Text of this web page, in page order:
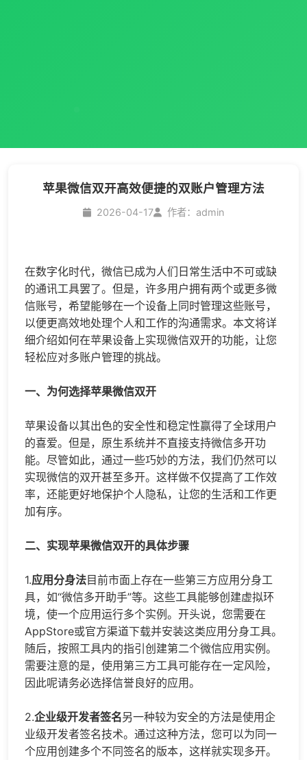
苹果微信双开高效便捷的双账户管理方法
2026-04-17 作者：admin
在数字化时代，微信已成为人们日常生活中不可或缺
的通讯工具罢了。但是，许多用户拥有两个或更多微
信账号，希望能够在一个设备上同时管理这些账号，
以便更高效地处理个人和工作的沟通需求。本文将详
细介绍如何在苹果设备上实现微信双开的功能，让您
轻松应对多账户管理的挑战。
一、为何选择苹果微信双开
苹果设备以其出色的安全性和稳定性赢得了全球用户
的喜爱。但是，原生系统并不直接支持微信多开功
能。尽管如此，通过一些巧妙的方法，我们仍然可以
实现微信的双开甚至多开。这样做不仅提高了工作效
率，还能更好地保护个人隐私，让您的生活和工作更
加有序。
二、实现苹果微信双开的具体步骤
1.应用分身法目前市面上存在一些第三方应用分身工
具，如“微信多开助手”等。这些工具能够创建虚拟环
境，使一个应用运行多个实例。开头说，您需要在
AppStore或官方渠道下载并安装这类应用分身工具。
随后，按照工具内的指引创建第二个微信应用实例。
需要注意的是，使用第三方工具可能存在一定风险，
因此呢请务必选择信誉良好的应用。
2.企业级开发者签名另一种较为安全的方法是使用企
业级开发者签名技术。通过这种方法，您可以为同一
个应用创建多个不同签名的版本，这样就实现多开。